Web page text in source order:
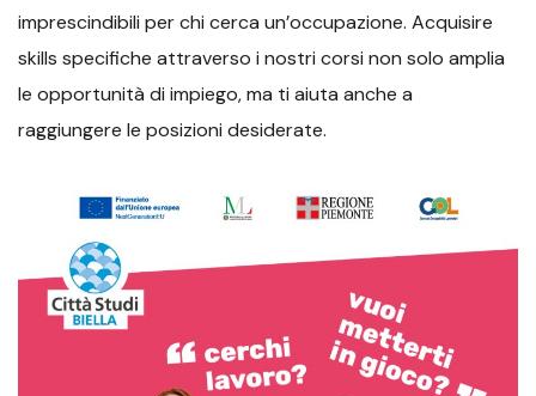
imprescindibili per chi cerca un’occupazione. Acquisire
skills specifiche attraverso i nostri corsi non solo amplia
le opportunità di impiego, ma ti aiuta anche a
raggiungere le posizioni desiderate.